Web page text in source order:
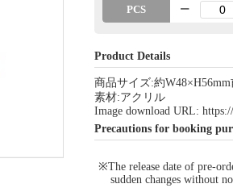
PCS
Product Details
商品サイズ:約W48×H56mm
素材:アクリル
Image download URL:
Precautions for booking
※The release date of pre-
sudden changes without